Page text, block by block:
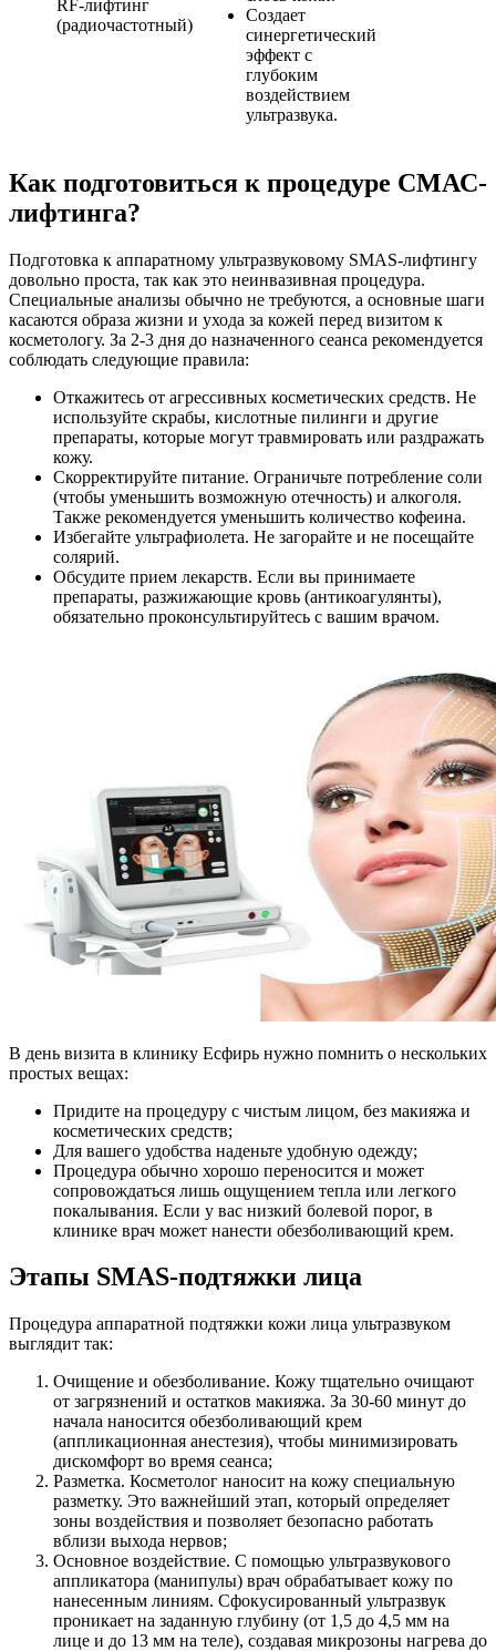
RF-лифтинг
(радиочастотный)
Создает
синергетический
эффект с
глубоким
воздействием
ультразвука.
Как подготовиться к процедуре СМАС-
лифтинга?
Подготовка к аппаратному ультразвуковому SMAS-лифтингу
довольно проста, так как это неинвазивная процедура.
Специальные анализы обычно не требуются, а основные шаги
касаются образа жизни и ухода за кожей перед визитом к
косметологу. За 2-3 дня до назначенного сеанса рекомендуется
соблюдать следующие правила:
Откажитесь от агрессивных косметических средств. Не
используйте скрабы, кислотные пилинги и другие
препараты, которые могут травмировать или раздражать
кожу.
Скорректируйте питание. Ограничьте потребление соли
(чтобы уменьшить возможную отечность) и алкоголя.
Также рекомендуется уменьшить количество кофеина.
Избегайте ультрафиолета. Не загорайте и не посещайте
солярий.
Обсудите прием лекарств. Если вы принимаете
препараты, разжижающие кровь (антикоагулянты),
обязательно проконсультируйтесь с вашим врачом.
В день визита в клинику Есфирь нужно помнить о нескольких
простых вещах:
Придите на процедуру с чистым лицом, без макияжа и
косметических средств;
Для вашего удобства наденьте удобную одежду;
Процедура обычно хорошо переносится и может
сопровождаться лишь ощущением тепла или легкого
покалывания. Если у вас низкий болевой порог, в
клинике врач может нанести обезболивающий крем.
Этапы SMAS-подтяжки лица
Процедура аппаратной подтяжки кожи лица ультразвуком
выглядит так:
Очищение и обезболивание. Кожу тщательно очищают
от загрязнений и остатков макияжа. За 30-60 минут до
начала наносится обезболивающий крем
(аппликационная анестезия), чтобы минимизировать
дискомфорт во время сеанса;
Разметка. Косметолог наносит на кожу специальную
разметку. Это важнейший этап, который определяет
зоны воздействия и позволяет безопасно работать
вблизи выхода нервов;
Основное воздействие. С помощью ультразвукового
аппликатора (манипулы) врач обрабатывает кожу по
нанесенным линиям. Сфокусированный ультразвук
проникает на заданную глубину (от 1,5 до 4,5 мм на
лице и до 13 мм на теле), создавая микрозоны нагрева до